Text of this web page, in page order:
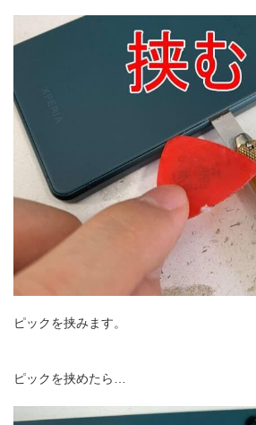
ピックを挟みます。
ピックを挟めたら…